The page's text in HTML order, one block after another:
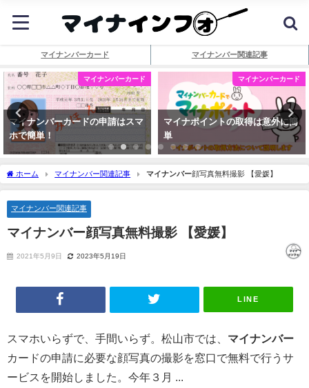
マイナンバーカード マイナンバー関連記事
マイナンバーカード
マイナンバーカードの申請はスマ
ホで簡単！
マイナンバーカード
マイナポイントの取得は意外に簡
単
ホーム マイナンバー関連記事 マイナンバー顔写真無料撮影 【愛媛】
マイナンバー関連記事
マイナンバー顔写真無料撮影 【愛媛】
2021年5月9日 2023年5月19日
LINE
スマホいらずで、手間いらず。松山市では、 マイナンバー
カードの申請に必要な顔写真の撮影を窓口で無料で行うサ
ービスを開始しました。今年３月 ...